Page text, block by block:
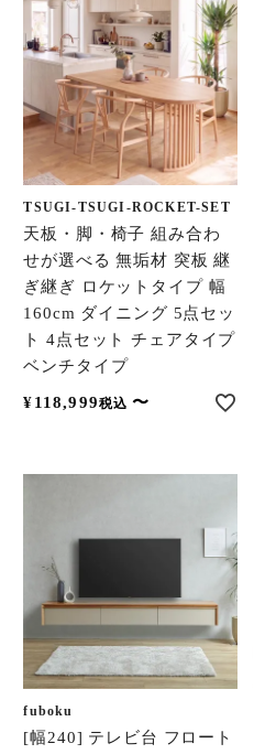
TSUGI-TSUGI-ROCKET-SET
天板・脚・椅子 組み合わ
せが選べる 無垢材 突板 継
ぎ継ぎ ロケットタイプ 幅
160cm ダイニング 5点セッ
ト 4点セット チェアタイプ
ベンチタイプ
¥118,999税込 〜
fuboku
[幅240] テレビ台 フロート